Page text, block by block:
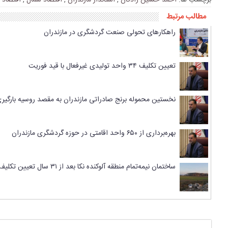
مطالب مرتبط
راهکارهای تحولی صنعت گردشگری در مازندران
تعیین تکلیف ۳۴ واحد تولیدی غیرفعال با قید فوریت
نخستین محموله برنج صادراتی مازندران به مقصد روسیه
بهره‌برداری از ۶۵۰ واحد اقامتی در حوزه گردشگری مازندران
ساختمان نیمه‌تمام منطقه آلوکنده نکا بعد از ۳۱ سال تعیین تکلیف شد